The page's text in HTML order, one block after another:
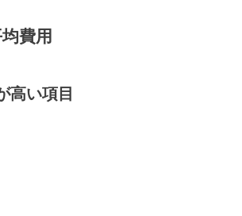
費用
高い項目